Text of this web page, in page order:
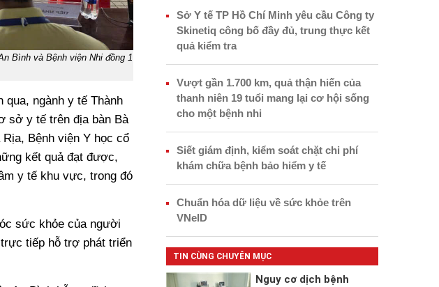
Bình và Bệnh viện Nhi đồng 1
ngành y tế Thành
sở y tế trên địa bàn Bà
Bệnh viện Y học cổ
kết quả đạt được,
y tế khu vực, trong đó
sức khỏe của người
tiếp hỗ trợ phát triển
Sở Y tế TP Hồ Chí Minh yêu cầu Công ty
Skinetiq công bố đầy đủ, trung thực kết
quả kiểm tra
Vượt gần 1.700 km, quả thận hiến của
thanh niên 19 tuổi mang lại cơ hội sống
cho một bệnh nhi
Siết giám định, kiểm soát chặt chi phí
khám chữa bệnh bảo hiểm y tế
Chuẩn hóa dữ liệu về sức khỏe trên
VNeID
TIN CÙNG CHUYÊN MỤC
Nguy cơ dịch bệnh